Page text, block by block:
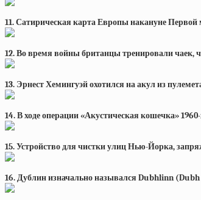
11. Сатирическая карта Европы накануне
12. Во время войны британцы тренировали чаек,
13. Эрнест Хемингуэй охотился на акул из
14. В ходе операции «Акустическая кошечка»
15. Устройство для чистки улиц Нью-Йорка,
16. Дублин изначально назывался Dubhlinn